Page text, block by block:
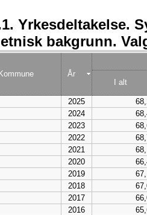
Yrkesdeltakelse.
bakgrunn.
År
I alt
2025
2024
2023
2022
2021
2020
2019
2018
2017
2016